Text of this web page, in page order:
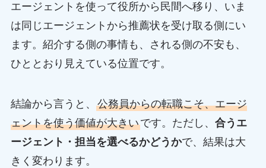
エージェントを使って役所から民間へ移り、いま
は同じエージェントから推薦状を受け取る側にい
ます。紹介する側の事情も、される側の不安も、
ひととおり見えている位置です。
結論から言うと、 公務員からの転職こそ、エージ
ェントを使う価値が大きいです。ただし、 合うエ
ージェント・担当を選べるかどうかで、結果は大
きく変わります。